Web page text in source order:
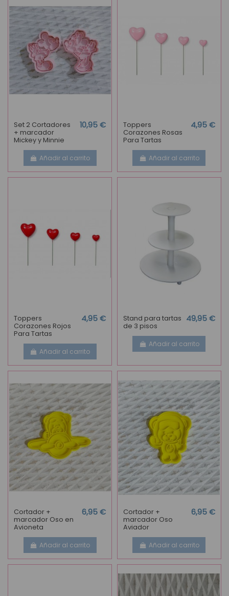
Set 2 Cortadores
+ marcador
Mickey y Minnie
10,95 €
Añadir al carrito
Toppers
Corazones Rosas
Para Tartas
4,95 €
Añadir al carrito
Toppers
Corazones Rojos
Para Tartas
4,95 €
Añadir al carrito
Stand para tartas
de 3 pisos
49,95 €
Añadir al carrito
Cortador +
marcador Oso en
Avioneta
6,95 €
Añadir al carrito
Cortador +
marcador Oso
Aviador
6,95 €
Añadir al carrito